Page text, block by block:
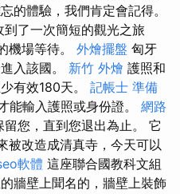
的體驗，我們肯定會記得。
了一次簡短的觀光之旅
機場等待。 外燴擺盤 匈牙
入該國。 新竹 外燴 護照和
有效180天。 記帳士 準備
能輸入護照或身份證。 網路
您，直到您退出為止。 它
被改造成清真寺，今天可以
軟體 這座聯合國教科文組
牆壁上聞名的，牆壁上裝飾